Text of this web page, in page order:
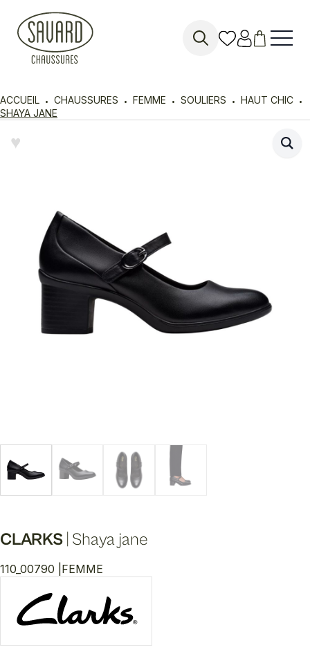
ACCUEIL CHAUSSURES FEMME SOULIERS
HAUT CHIC
SHAYA JANE
♥︎
CLARKS Shaya jane
110_00790 | FEMME